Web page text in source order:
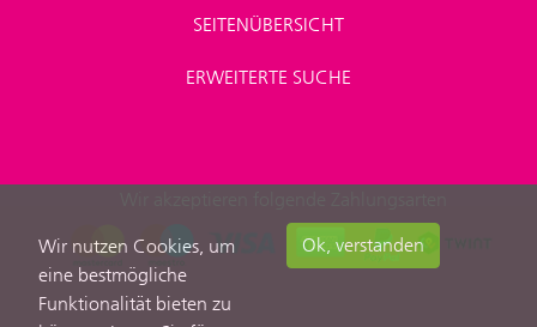
SEITENÜBERSICHT
ERWEITERTE SUCHE
Wir nutzen Cookies, um
eine bestmögliche
Funktionalität bieten zu
Ok, verstanden